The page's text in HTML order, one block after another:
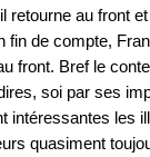
retourne au front
fin de compte,
front. Bref le
soi par ses
intéressantes les
quasiment